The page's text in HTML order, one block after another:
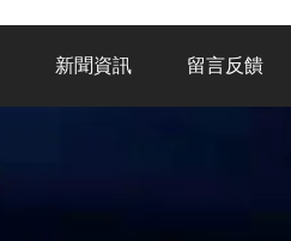
新聞資訊 留言反饋